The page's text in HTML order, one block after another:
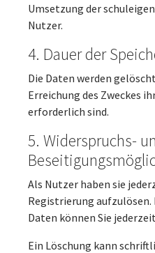
Umsetzung der
Nutzer.
4. Dauer der
Die Daten werden
Erreichung des Zweckes
erforderlich sind.
5. Widerspruchs-
Als Nutzer haben sie
Registrierung aufzulösen.
Daten können Sie
Ein Löschung kann